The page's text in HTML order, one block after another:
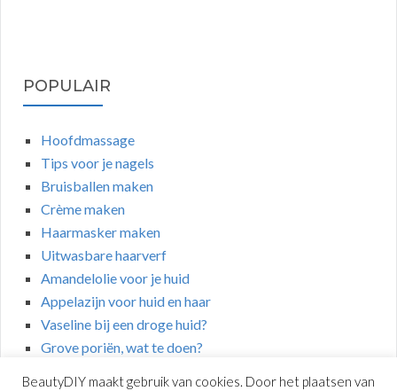
POPULAIR
Hoofdmassage
Tips voor je nagels
Bruisballen maken
Crème maken
Haarmasker maken
Uitwasbare haarverf
Amandelolie voor je huid
Appelazijn voor huid en haar
Vaseline bij een droge huid?
Grove poriën, wat te doen?
BeautyDIY maakt gebruik van cookies. Door het plaatsen van